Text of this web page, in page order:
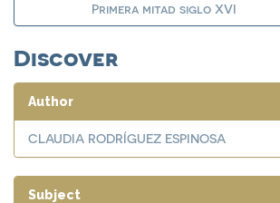
Primera mitad siglo XVI
Discover
Author
CLAUDIA RODRÍGUEZ ESPINOSA
Subject